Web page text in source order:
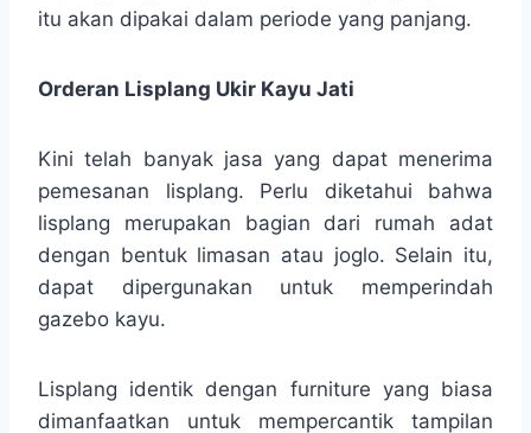
itu akan dipakai dalam periode yang panjang.
Orderan Lisplang Ukir Kayu Jati
Kini telah banyak jasa yang dapat menerima
pemesanan lisplang. Perlu diketahui bahwa
lisplang merupakan bagian dari rumah adat
dengan bentuk limasan atau joglo. Selain itu,
dapat dipergunakan untuk memperindah
gazebo kayu.
Lisplang identik dengan furniture yang biasa
dimanfaatkan untuk mempercantik tampilan